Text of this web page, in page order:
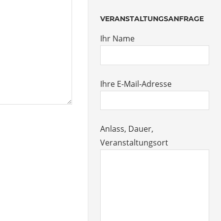
VERANSTALTUNGSANFRAGE
Ihr Name
Ihre E-Mail-Adresse
Anlass, Dauer,
Veranstaltungsort